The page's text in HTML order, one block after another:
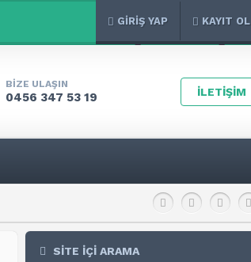
GİRİŞ YAP KAYIT OL
BİZE ULAŞIN
0456 347 53 19 İLETİŞİM
SİTE İÇİ ARAMA